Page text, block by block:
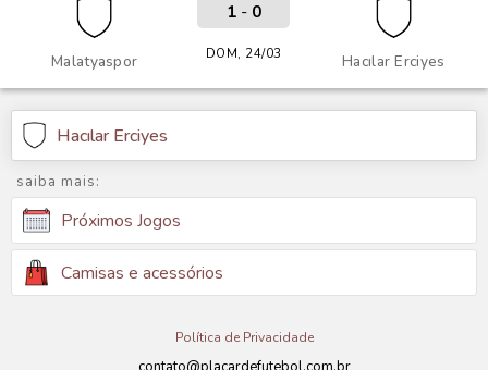
Malatyaspor Hacılar Erciyes
1- 0
DOM, 24/03
Hacılar Erciyes
saiba mais:
Próximos Jogos
Camisas e acessórios
Política de Privacidade